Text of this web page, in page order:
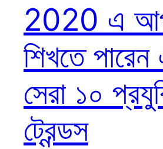
2020 এ
শিখতে
সেরা ১০
ট্রেন্ডস